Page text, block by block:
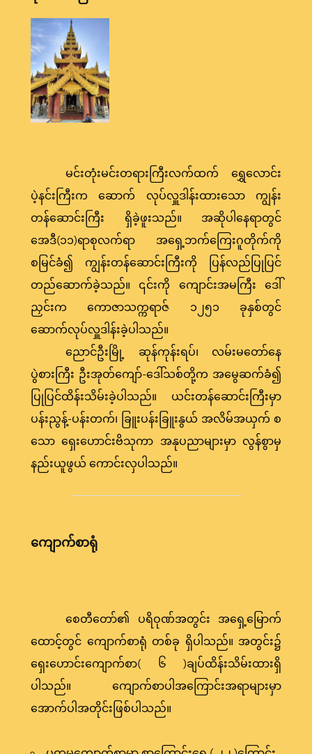
မင်းတုံးမင်းတရားကြီးလက်ထက် ရွှေလောင်း
ပဲ့နင်းကြီးက ဆောက် လုပ်လှူဒါန်းထားသော ကျွန်း
တန်ဆောင်းကြီး ရှိခဲ့ဖူးသည်။ အဆိုပါနေရာတွင်
အေဒီ(၁၁)ရာစုလက်ရာ အရှေ့ဘက်ကြေးဂူတိုက်ကို
စမြင်ခံ၍ ကျွန်းတန်ဆောင်းကြီးကို ပြန်လည်ပြုပြင်
တည်ဆောက်ခဲ့သည်။ ၎င်းကို ကျောင်းအမကြီး ဒေါ်
ညှင်းက ကောဇာသက္ကရာဇ် ၁၂၅၁ ခုနှစ်တွင်
ဆောက်လုပ်လှူဒါန်းခဲ့ပါသည်။
ညောင်ဦးမြို့ ဆုန်ကုန်းရပ်၊ လမ်းမတော်နေ
ပွဲစားကြီး ဦးအုတ်ကျော်-ဒေါ်သစ်တို့က အမွေဆက်ခံ၍
ပြုပြင်ထိန်းသိမ်းခဲ့ပါသည်။ ယင်းတန်ဆောင်းကြီးမှာ
ပန်းညွန့်-ပန်းတက်၊ ခြူးပန်းခြူးနွယ် အလိမ်အယှက် စ
သော ရှေးဟောင်းဗိသုကာ အနုပညာများမှာ လွန်စွာမှ
နည်းယူဖွယ် ကောင်းလှပါသည်။
ကျောက်စာရုံ
စေတီတော်၏ ပရိဝုဏ်အတွင်း အရှေ့မြောက်
ထောင့်တွင် ကျောက်စာရုံ တစ်ခု ရှိပါသည်။ အတွင်း၌
ရှေးဟောင်းကျောက်စာ( ၆ )ချပ်ထိန်းသိမ်းထားရှိ
ပါသည်။ ကျောက်စာပါအကြောင်းအရာများမှာ
အောက်ပါအတိုင်းဖြစ်ပါသည်။